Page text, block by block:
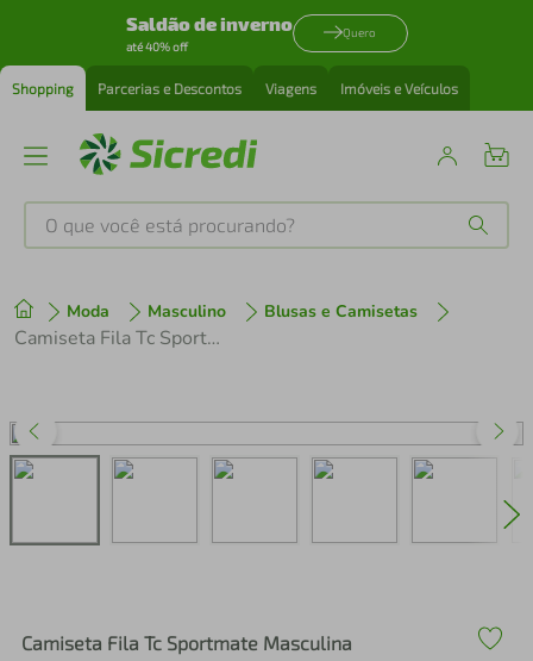
Saldão de inverno
até 40% off
Quero
Shopping Parcerias e Descontos Viagens Imóveis e Veículos
O que você está procurando?
Moda Masculino Blusas e Camisetas
Camiseta Fila Tc Sportmate Masculina
Camiseta Fila Tc Sportmate Masculina
1º tenis
perfume